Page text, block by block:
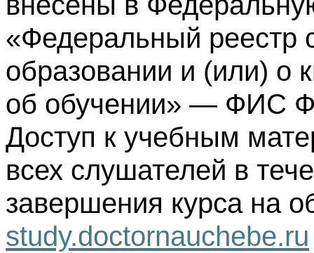
«Федеральный реестр
образовании и (или) о
об обучении» — ФИС
Доступ к учебным
всех слушателей в
завершения курса на
study.doctornauchebe.ru